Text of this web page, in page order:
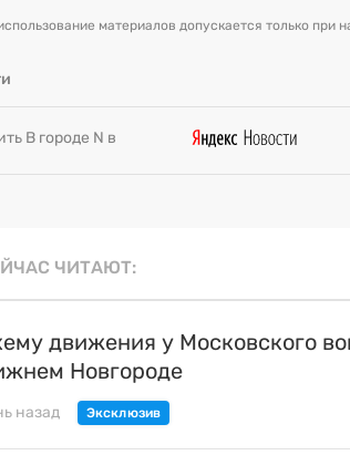
материалов допускается только при
В городе N в
ЧИТАЮТ
движения у Московского
Новгороде
назад